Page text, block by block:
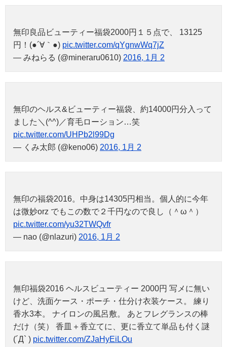
無印良品ビューティー福袋2000円１５点で、 13125
円！(●´∀｀●) pic.twitter.com/qYgnwWq7jZ
— みねらる (@mineraru0610) 2016, 1月 2
無印のヘルス&ビューティー福袋、約14000円分入って
ました＼(^^)／育毛ローション…笑
pic.twitter.com/UHPb2l99Dg
— くみ太郎 (@keno06) 2016, 1月 2
無印の福袋2016。中身は14305円相当。個人的に今年
は微妙orz でもこの数で２千円なので良し（＾ω＾）
pic.twitter.com/yu32TWQvfr
— nao (@nlazuri) 2016, 1月 2
無印福袋2016 ヘルスビューティー 2000円 写メに無い
けど、洗面ケース・ポーチ・仕分け衣装ケース。 練り
香水3本。 ナイロンの風呂敷。 あとフレグランスの棒
だけ（笑） 香皿＋香立てに、更に香立て単品も付く謎
(´Д` ) pic.twitter.com/ZJaHyEiLOu